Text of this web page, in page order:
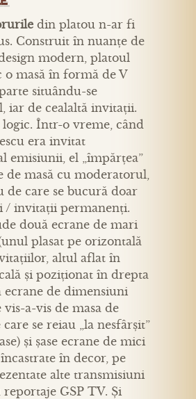
din platou n-ar fi
Construit în nuanțe de
modern, platoul
masă în formă de V
situându-se
iar de cealaltă invitații.
logic. Într-o vreme, când
era invitat
emisiunii, el „împărțea”
de masă cu moderatorul,
care se bucură doar
/ invitații permanenți.
două ecrane de mari
plasat pe orizontală
altul aflat în
și poziționat în drepta
ecrane de dimensiuni
a-vis de masa de
se reiau „la nesfârșit”
și șase ecrane de mici
în decor, pe
alte transmisiuni
GSP TV. Și